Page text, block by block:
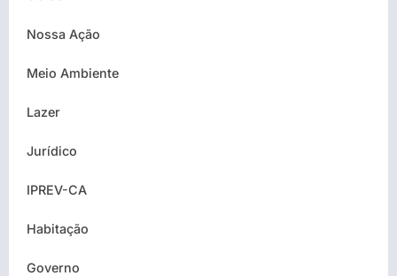
Nossa Ação
Meio Ambiente
Lazer
Jurídico
IPREV-CA
Habitação
Governo